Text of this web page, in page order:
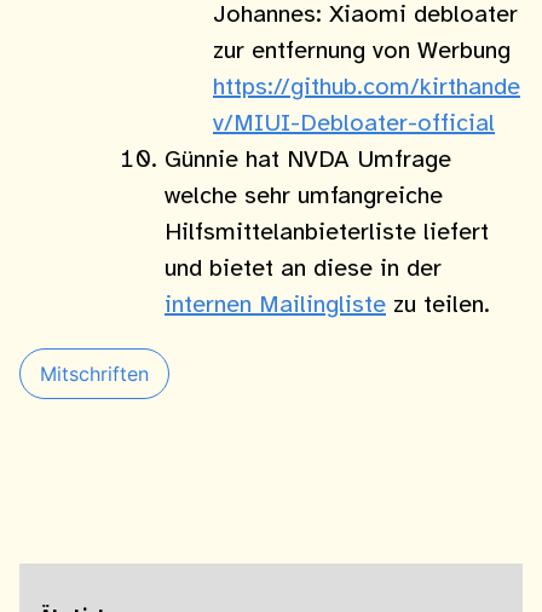
Johannes: Xiaomi debloater
zur entfernung von Werbung
https://github.com/kirthande
v/MIUI-Debloater-official
Günnie hat NVDA Umfrage
welche sehr umfangreiche
Hilfsmittelanbieterliste liefert
und bietet an diese in der
internen Mailingliste zu teilen.
Mitschriften